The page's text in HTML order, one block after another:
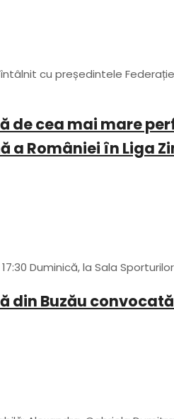
cu președintele
de cea mai mare
a României în Liga
Duminică, la Sala
Buzău